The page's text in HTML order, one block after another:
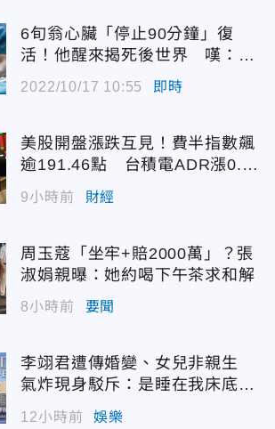
6旬翁心臟「停止90分鐘」復
活！他醒來揭死後世界 嘆：很
2022/10/17 10:55 即時
美股開盤漲跌互見！費半指數飆
逾191.46點 台積電ADR漲0.9
3%
9小時前 財經
周玉蔻「坐牢+賠2000萬」？張
淑娟親曝：她約喝下午茶求和解
8小時前 要聞
李翊君遭傳婚變、女兒非親生
氣炸現身駁斥：是睡在我床底下
嗎？
12小時前 娛樂